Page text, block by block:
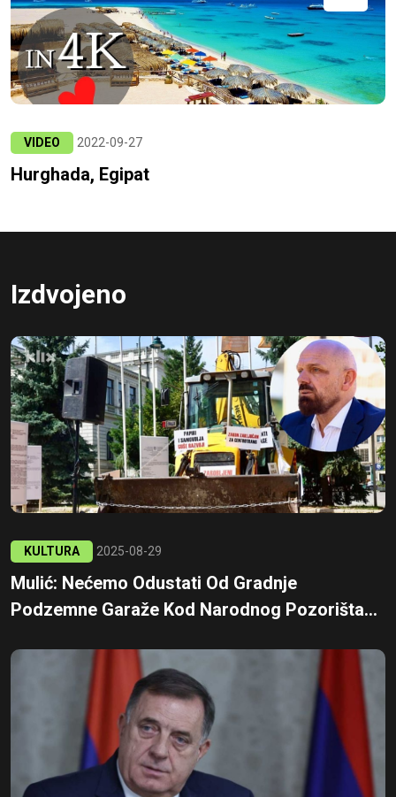
VIDEO 2022-09-27
Hurghada, Egipat
Izdvojeno
KULTURA 2025-08-29
Mulić: Nećemo Odustati Od Gradnje
Podzemne Garaže Kod Narodnog Pozorišta...